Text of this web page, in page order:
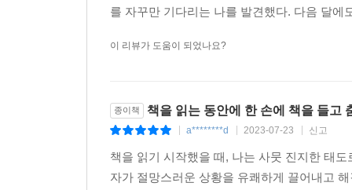
---「장미소년, 우리 끝까지 행복하자」중에서
를 자꾸만 기다리는 나를 발견했다. 다음 달
이 리뷰가 도움이 되었나요?
종이책 책을 읽는 동안에 한 손에 책을 들고
a********d 2023-07-23 신고
책을 읽기 시작했을 때, 나는 사뭇 진지한 태
자가 절망스러운 상황을 유쾌하게 끌어내고